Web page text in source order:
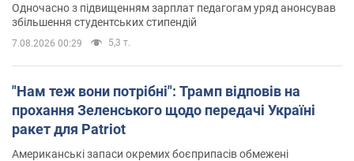
Одночасно з підвищенням зарплат педагогам уряд анонсував
збільшення студентських стипендій
7.08.2026 00:29 5,3 т.
"Нам теж вони потрібні": Трамп відповів на
прохання Зеленського щодо передачі Україні
ракет для Patriot
Американські запаси окремих боєприпасів обмежені